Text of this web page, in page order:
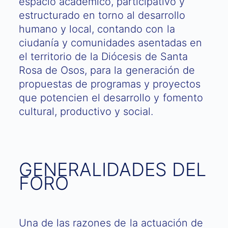
estructurado en torno al desarrollo
humano y local, contando con la
ciudanía y comunidades asentadas en
el territorio de la Diócesis de Santa
Rosa de Osos, para la generación de
propuestas de programas y proyectos
que potencien el desarrollo y fomento
cultural, productivo y social.
GENERALIDADES DEL
FORO
Una de las razones de la actuación de